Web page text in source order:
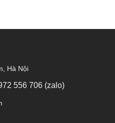
Hà Nội
556 706 (zalo)